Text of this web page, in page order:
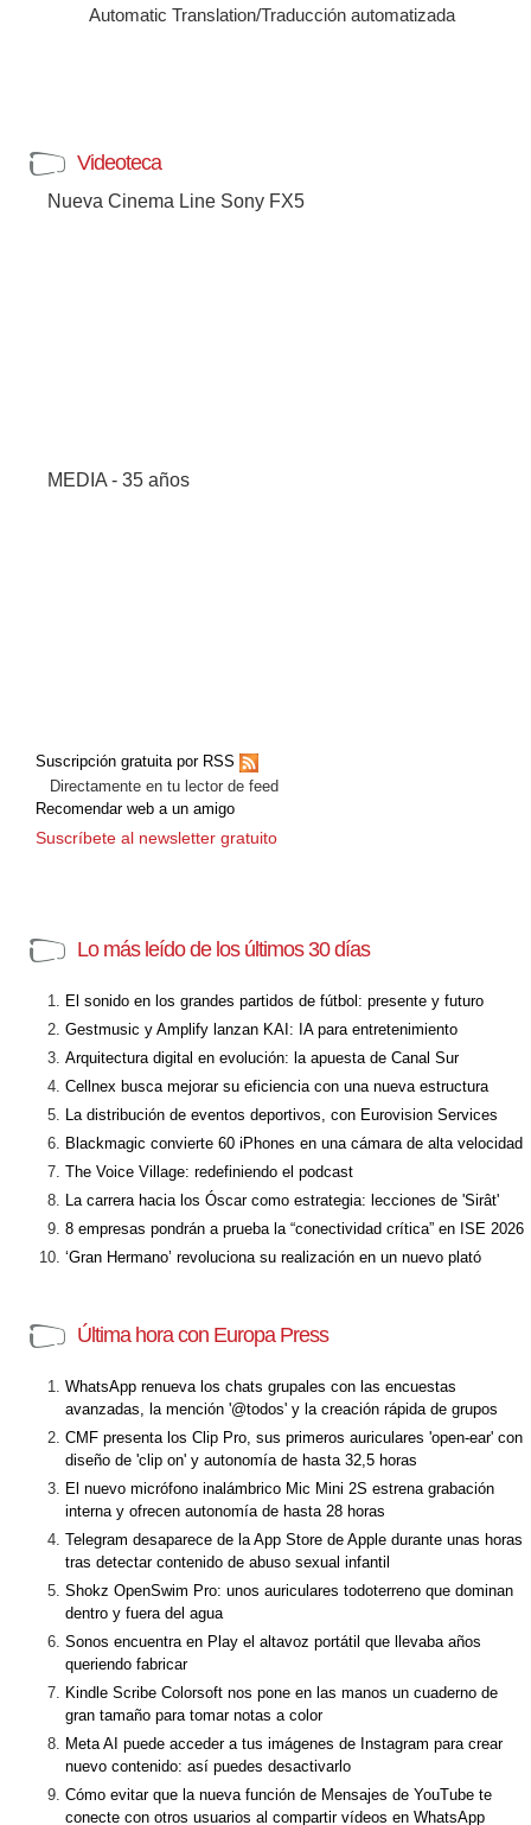
Automatic Translation/Traducción automatizada
Videoteca
Nueva Cinema Line Sony FX5
MEDIA - 35 años
Suscripción gratuita por RSS
Directamente en tu lector de feed
Recomendar web a un amigo
Suscríbete al newsletter gratuito
Lo más leído de los últimos 30 días
El sonido en los grandes partidos de fútbol: presente y futuro
Gestmusic y Amplify lanzan KAI: IA para entretenimiento
Arquitectura digital en evolución: la apuesta de Canal Sur
Cellnex busca mejorar su eficiencia con una nueva estructura
La distribución de eventos deportivos, con Eurovision Services
Blackmagic convierte 60 iPhones en una cámara de alta velocidad
The Voice Village: redefiniendo el podcast
La carrera hacia los Óscar como estrategia: lecciones de 'Sirât'
8 empresas pondrán a prueba la “conectividad crítica” en ISE 2026
‘Gran Hermano’ revoluciona su realización en un nuevo plató
Última hora con Europa Press
WhatsApp renueva los chats grupales con las encuestas
avanzadas, la mención '@todos' y la creación rápida de grupos
CMF presenta los Clip Pro, sus primeros auriculares 'open-ear' con
diseño de 'clip on' y autonomía de hasta 32,5 horas
El nuevo micrófono inalámbrico Mic Mini 2S estrena grabación
interna y ofrecen autonomía de hasta 28 horas
Telegram desaparece de la App Store de Apple durante unas horas
tras detectar contenido de abuso sexual infantil
Shokz OpenSwim Pro: unos auriculares todoterreno que dominan
dentro y fuera del agua
Sonos encuentra en Play el altavoz portátil que llevaba años
queriendo fabricar
Kindle Scribe Colorsoft nos pone en las manos un cuaderno de
gran tamaño para tomar notas a color
Meta AI puede acceder a tus imágenes de Instagram para crear
nuevo contenido: así puedes desactivarlo
Cómo evitar que la nueva función de Mensajes de YouTube te
conecte con otros usuarios al compartir vídeos en WhatsApp